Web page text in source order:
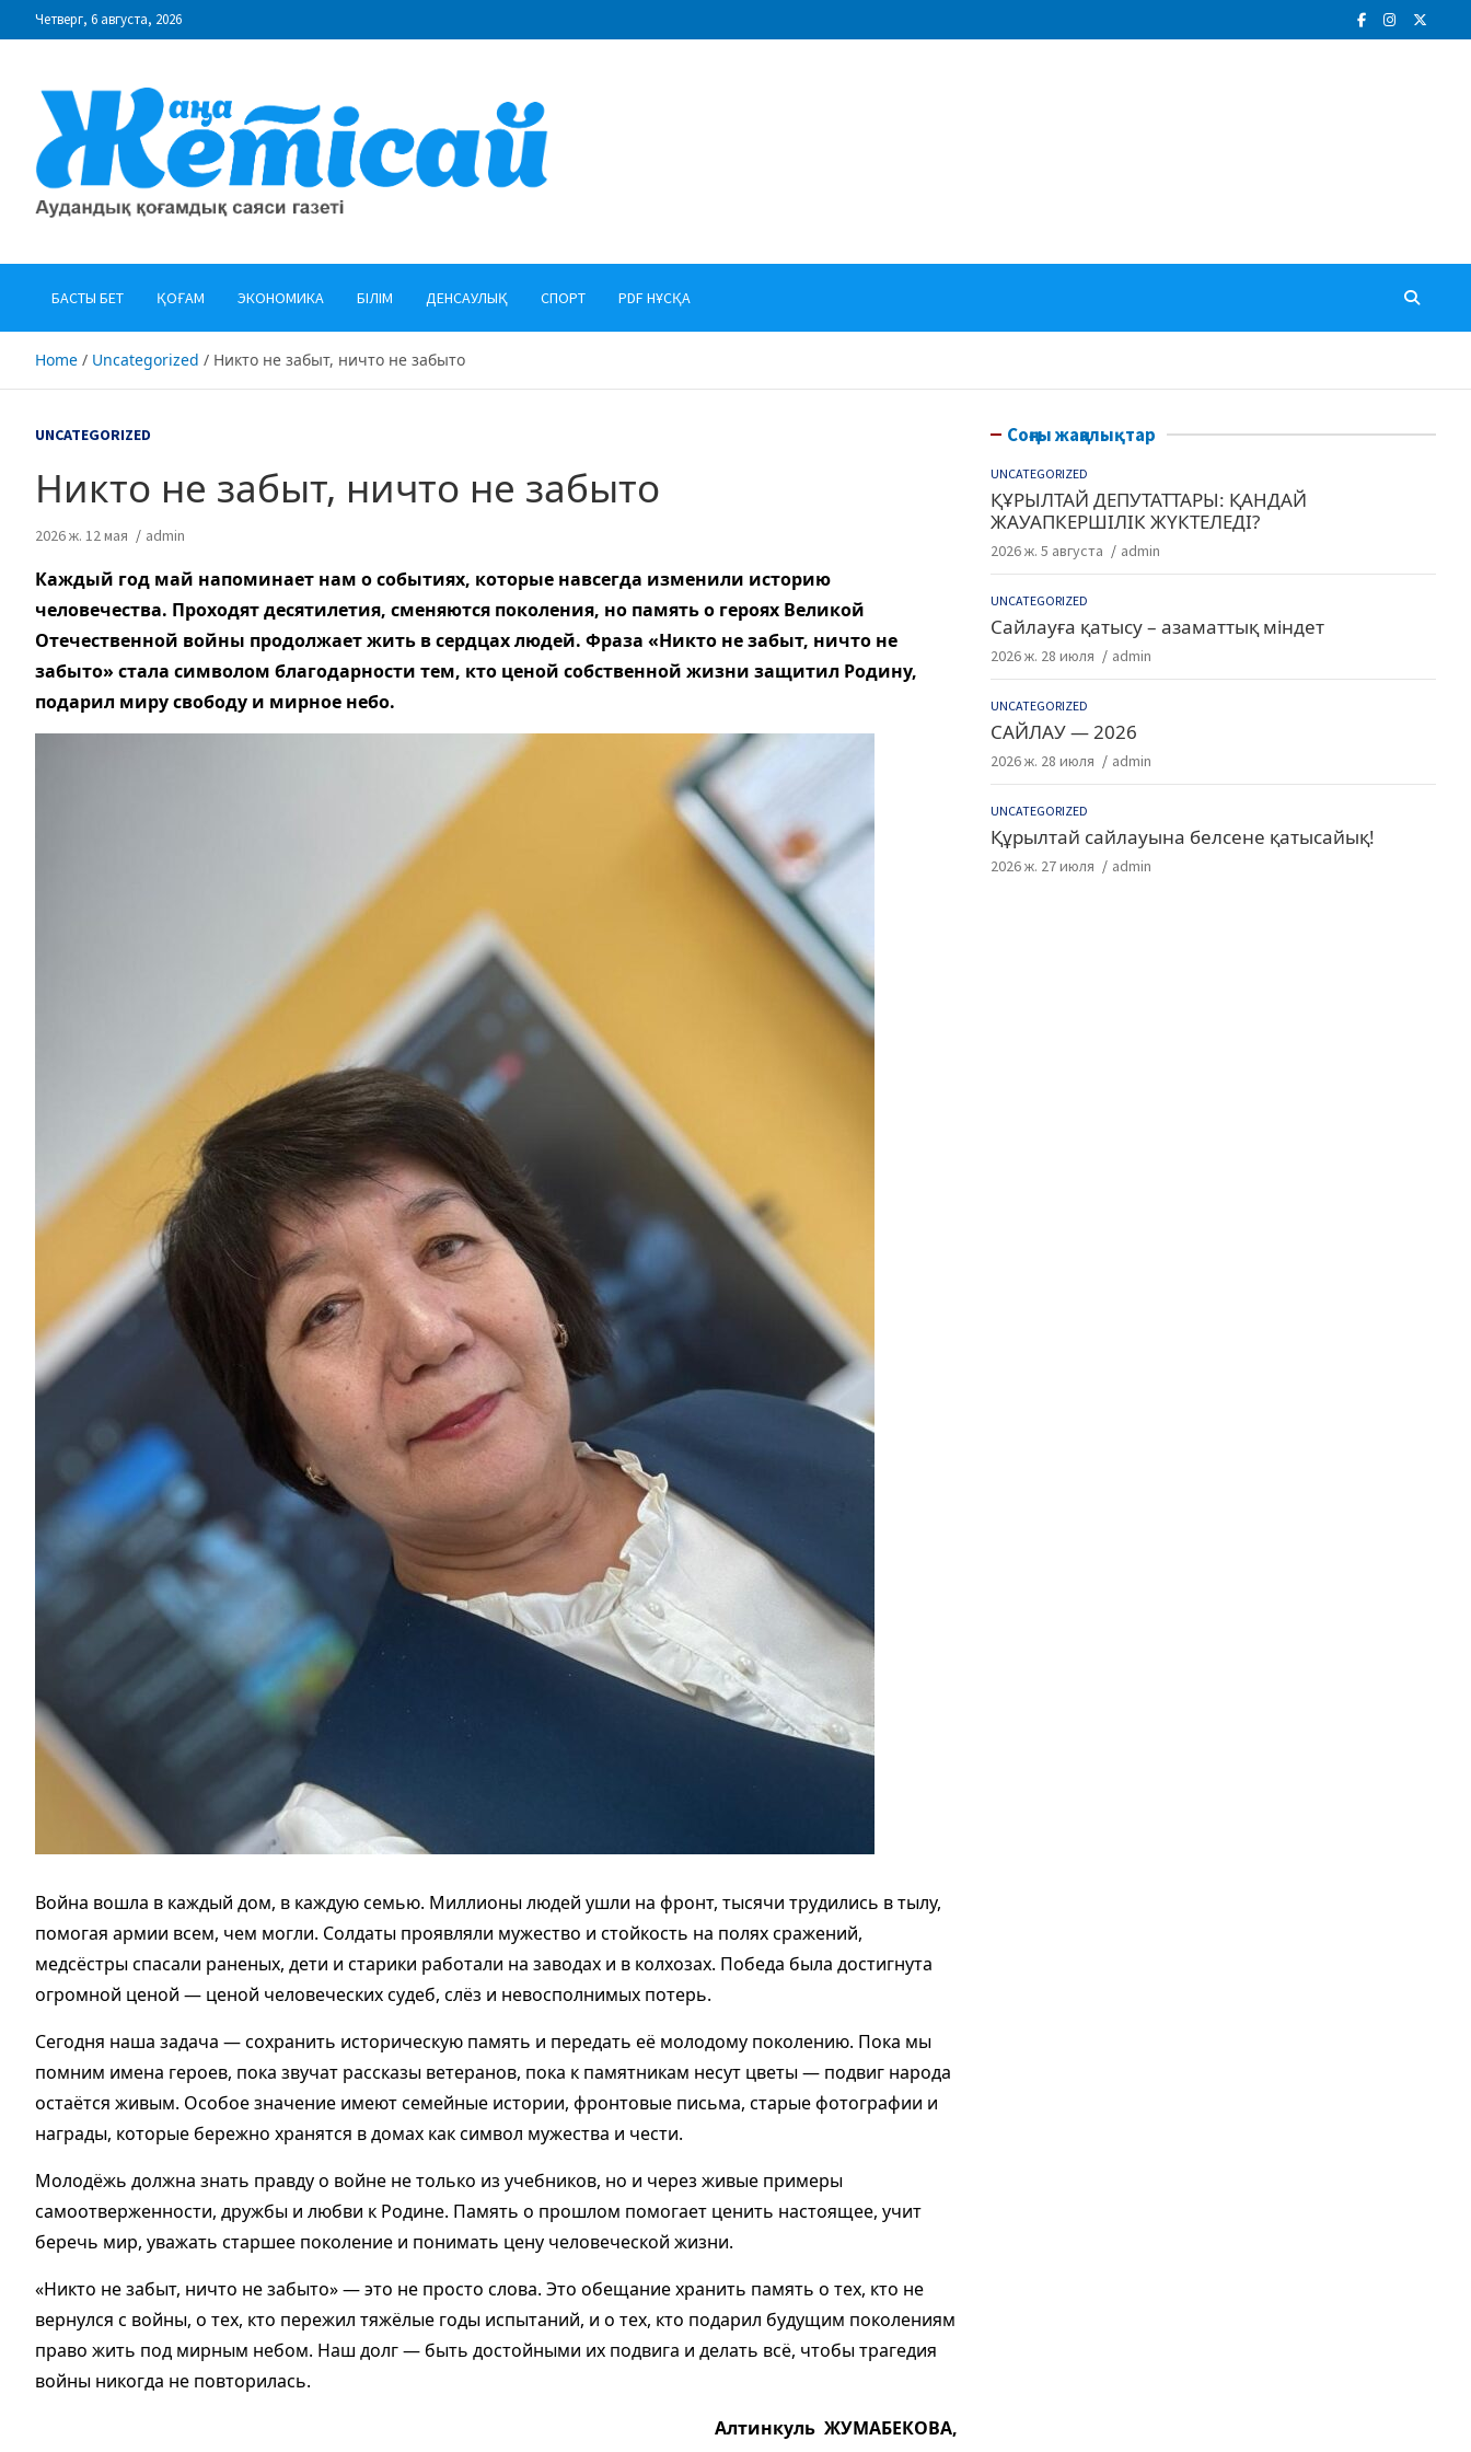
to
Четверг, 6 августа, 2026
"Жаңа Жетісай" газеті
БАСТЫ БЕТ ҚОҒАМ ЭКОНОМИКА БІЛІМ ДЕНСАУЛЫҚ СПОРТ PDF НҰСҚА
Home Uncategorized Никто не забыт, ничто не забыто
UNCATEGORIZED
Никто не забыт, ничто не забыто
2026 ж. 12 мая admin
Каждый год май напоминает нам о событиях, которые навсегда изменили историю
человечества. Проходят десятилетия, сменяются поколения, но память о героях Великой
Отечественной войны продолжает жить в сердцах людей. Фраза «Никто не забыт, ничто не
забыто» стала символом благодарности тем, кто ценой собственной жизни защитил Родину,
подарил миру свободу и мирное небо.
Война вошла в каждый дом, в каждую семью. Миллионы людей ушли на фронт, тысячи трудились в тылу,
помогая армии всем, чем могли. Солдаты проявляли мужество и стойкость на полях сражений,
медсёстры спасали раненых, дети и старики работали на заводах и в колхозах. Победа была достигнута
огромной ценой — ценой человеческих судеб, слёз и невосполнимых потерь.
Сегодня наша задача — сохранить историческую память и передать её молодому поколению. Пока мы
помним имена героев, пока звучат рассказы ветеранов, пока к памятникам несут цветы — подвиг народа
остаётся живым. Особое значение имеют семейные истории, фронтовые письма, старые фотографии и
награды, которые бережно хранятся в домах как символ мужества и чести.
Молодёжь должна знать правду о войне не только из учебников, но и через живые примеры
самоотверженности, дружбы и любви к Родине. Память о прошлом помогает ценить настоящее, учит
беречь мир, уважать старшее поколение и понимать цену человеческой жизни.
«Никто не забыт, ничто не забыто» — это не просто слова. Это обещание хранить память о тех, кто не
вернулся с войны, о тех, кто пережил тяжёлые годы испытаний, и о тех, кто подарил будущим поколениям
право жить под мирным небом. Наш долг — быть достойными их подвига и делать всё, чтобы трагедия
войны никогда не повторилась.
Алтинкуль ЖУМАБЕКОВА,
Соңғы жаңалықтар
UNCATEGORIZED
ҚҰРЫЛТАЙ ДЕПУТАТТАРЫ: ҚАНДАЙ
ЖАУАПКЕРШІЛІК ЖҮКТЕЛЕДІ?
2026 ж. 5 августа admin
UNCATEGORIZED
Сайлауға қатысу – азаматтық міндет
2026 ж. 28 июля admin
UNCATEGORIZED
САЙЛАУ — 2026
2026 ж. 28 июля admin
UNCATEGORIZED
Құрылтай сайлауына белсене қатысайық!
2026 ж. 27 июля admin